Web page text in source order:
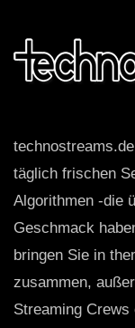
täglich frischen
Algorithmen -die
Geschmack
bringen Sie in
zusammen,
Streaming Crews